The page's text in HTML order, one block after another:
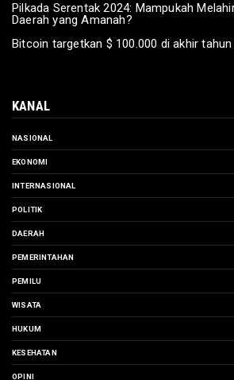
Pilkada Serentak 2024: Mampukah
Daerah yang Amanah?
Bitcoin targetkan $ 100.000 di akhir tahun
KANAL
NASIONAL
EKONOMI
INTERNASIONAL
POLITIK
DAERAH
PEMERINTAHAN
PEMILU
WISATA
HUKUM
KESEHATAN
OPINI